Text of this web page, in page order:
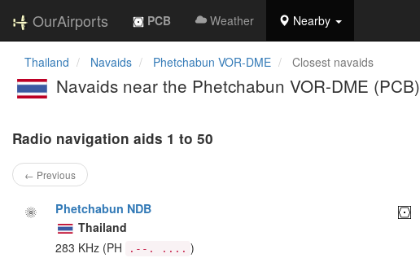
OurAirports PCB Weather Nearby
Thailand Navaids Phetchabun VOR-DME Closest navaids
Navaids near the Phetchabun VOR-DME (PCB)
Radio navigation aids 1 to 50
← Previous
Phetchabun NDB
Thailand
283 KHz (PH .--. .... )